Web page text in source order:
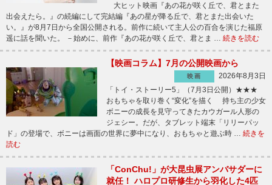
大ヒット映画『あの花が咲く丘で、君とまた
出会えたら。』の続編にして完結編『あの星が降る丘で、君とまた出会いた
い。』が8月7日から全国公開される。前作に続いて主人公の百合を演じた福原
遥に話を聞いた。 －始めに、前作『あの花が咲く丘で、君とま … 続きを読む
【映画コラム】7月の公開映画から
映画
2026年8月3日
「トイ・ストーリー5」（7月3日公開）★★★
おもちゃを取り巻く“変化”を描く 持ち主の少女
ボニーの成長を見守ってきたカウガール人形の
ジェシー。だが、タブレット端末「リリーパッ
ド」の登場で、ボニーは画面の世界に夢中になり、おもちゃと遊ぶ時 … 続きを
読む
「ConChu!」が大昆虫展アンバサダーに
就任！ ハロプロ研修生から羽化した4匹